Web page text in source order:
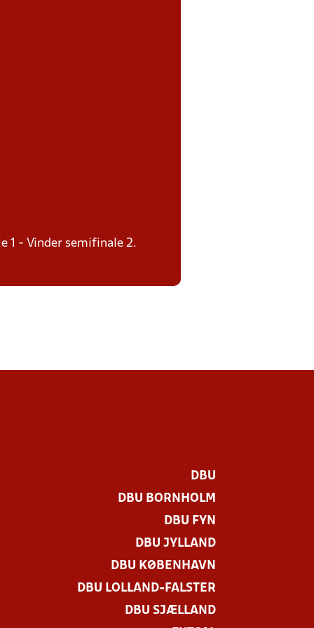
1 - Vinder semifinale 2.
DBU
DBU BORNHOLM
DBU FYN
DBU JYLLAND
DBU KØBENHAVN
DBU LOLLAND-FALSTER
DBU SJÆLLAND